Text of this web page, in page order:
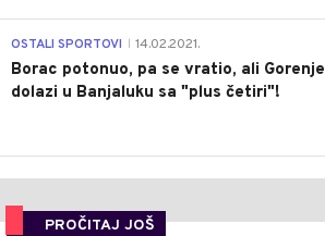
OSTALI SPORTOVI 14.02.2021.
Borac potonuo, pa se vratio, ali Gorenje
dolazi u Banjaluku sa "plus četiri"!
PROČITAJ JOŠ